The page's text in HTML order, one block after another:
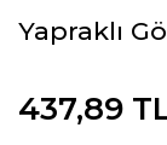
Yapraklı
437,89